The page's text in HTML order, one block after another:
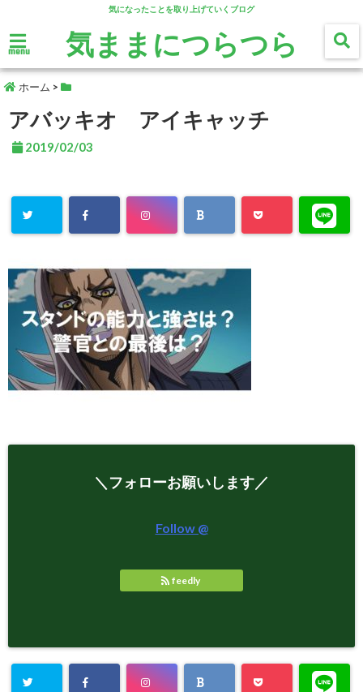
気になったことを取り上げていくブログ
menu 気ままにつらつら
ホーム >
アバッキオ アイキャッチ
2019/02/03
＼フォローお願いします／
Follow @
feedly